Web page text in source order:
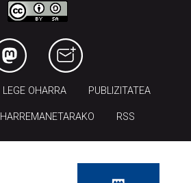
LEGE OHARRA PUBLIZITATEA
HARREMANETARAKO RSS